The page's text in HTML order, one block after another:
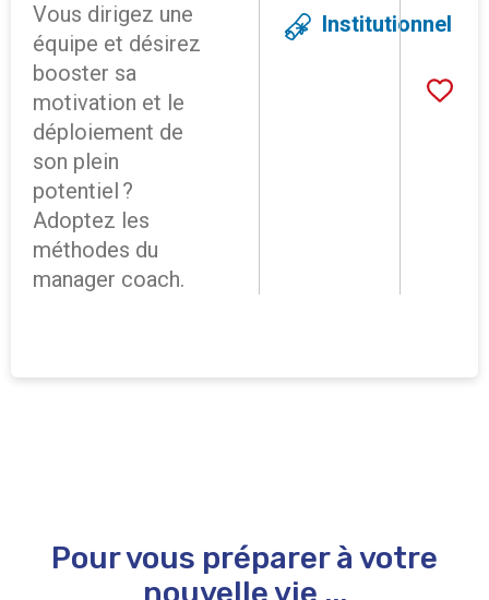
Vous dirigez une
équipe et désirez
booster sa
motivation et le
déploiement de
son plein
potentiel ?
Adoptez les
méthodes du
manager coach.
Institutionnel
Pour vous préparer à votre